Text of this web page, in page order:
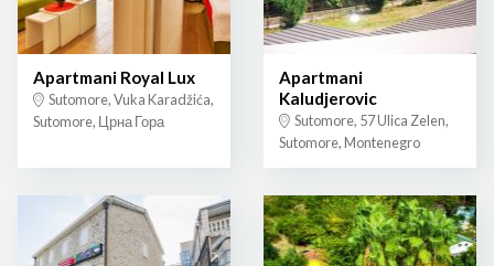
Apartmani Royal Lux
Sutomore, Vuka Karadžića,
Sutomore, Црна Гора
Apartmani
Kaludjerovic
Sutomore, 57 Ulica Zelen,
Sutomore, Montenegro